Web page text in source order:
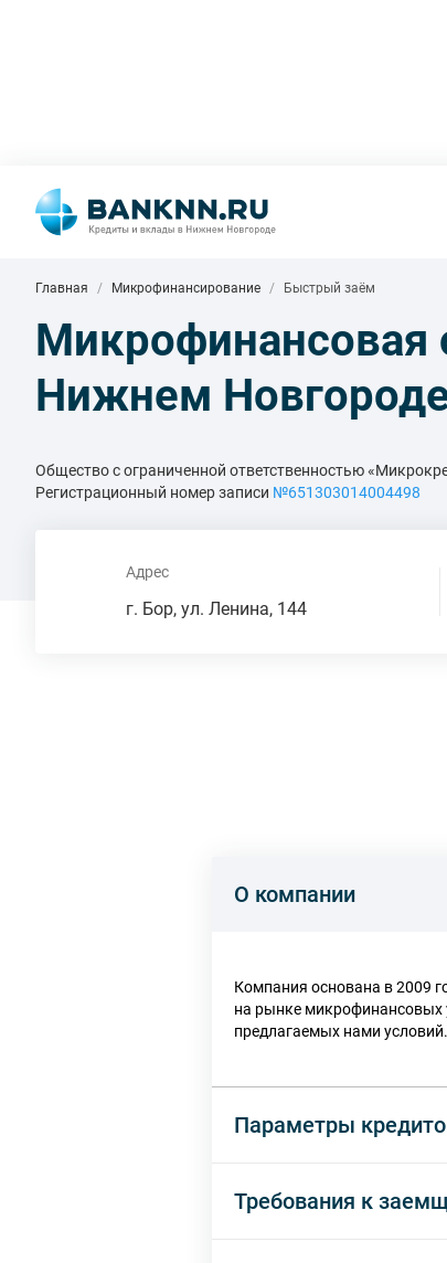
Главная Микрофинансирование Быстрый заём
Микрофинансовая
Нижнем
Общество с ограниченной ответственностью
Регистрационный номер записи №651303014004498
Адрес
г. Бор, ул. Ленина, 144
О компании
Компания основана в 2009
на рынке микрофинансовых
предлагаемых нами условий.
Параметры
Требования к